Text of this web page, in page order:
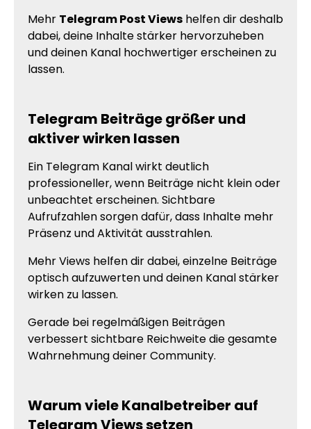
Mehr Telegram Post Views helfen dir deshalb
dabei, deine Inhalte stärker hervorzuheben
und deinen Kanal hochwertiger erscheinen zu
lassen.
Telegram Beiträge größer und
aktiver wirken lassen
Ein Telegram Kanal wirkt deutlich
professioneller, wenn Beiträge nicht klein oder
unbeachtet erscheinen. Sichtbare
Aufrufzahlen sorgen dafür, dass Inhalte mehr
Präsenz und Aktivität ausstrahlen.
Mehr Views helfen dir dabei, einzelne Beiträge
optisch aufzuwerten und deinen Kanal stärker
wirken zu lassen.
Gerade bei regelmäßigen Beiträgen
verbessert sichtbare Reichweite die gesamte
Wahrnehmung deiner Community.
Warum viele Kanalbetreiber auf
Telegram Views setzen